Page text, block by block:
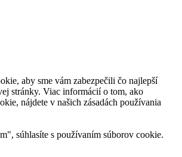
aby sme vám zabezpečili čo najlepší
stránky. Viac informácií o tom, ako
nájdete v našich zásadách používania
", súhlasíte s používaním súborov cookie.